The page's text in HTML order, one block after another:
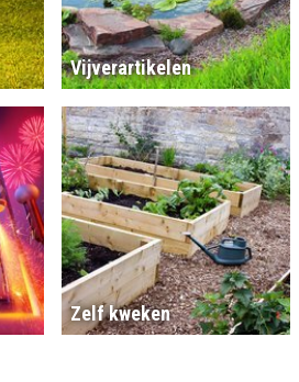
Vijverartikelen
Zelf kweken